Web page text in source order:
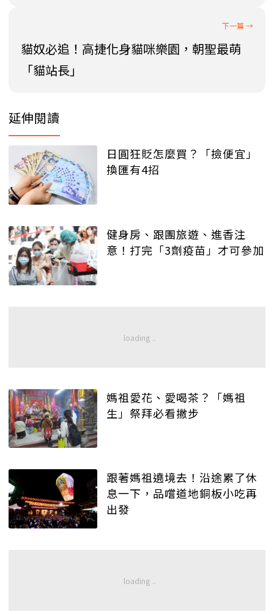
貓奴必追！高捷化身貓咪樂園，朝聖最萌
「貓站長」
延伸閱讀
日圓狂貶怎麼買？「撿便宜」
換匯有4招
健身房、跟團旅遊、進香注
意！打完「3劑疫苗」才可參加
媽祖愛花、愛喝茶？「媽祖
生」祭拜必看撇步
跟著媽祖遶境去！沿途累了休
息一下，品嚐道地銅板小吃再
出發